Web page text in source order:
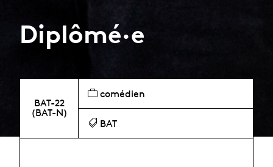
Diplômé·e
BAT-22
(BAT-N)
comédien
BAT